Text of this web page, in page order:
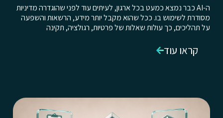
ה-AI כבר נמצא כמעט בכל ארגון, לעיתים עוד לפני שהוגדרה מדיניות
מסודרת לשימוש בו. ככל שהוא מקבל יותר מידע, הרשאות והשפעה
על תהליכים, כך עולות שאלות של פרטיות, רגולציה, תקינה
קראו עוד